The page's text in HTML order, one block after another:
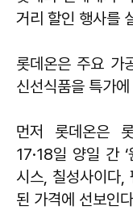
거리 할인 행사를
롯데온은 주요 가
신선식품을 특가
먼저 롯데온은
17·18일 양일 간
시스, 칠성사이다,
된 가격에 선보인